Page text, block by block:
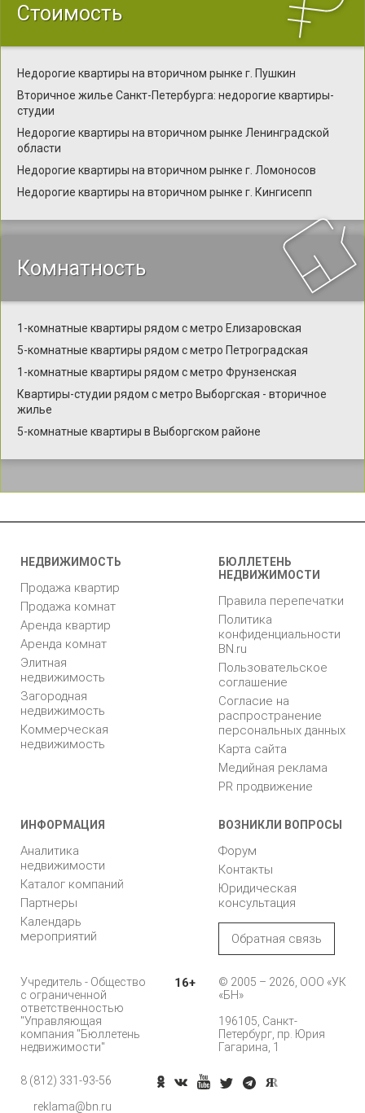
Стоимость
Недорогие квартиры на вторичном рынке г. Пушкин
Вторичное жилье Санкт-Петербурга: недорогие квартиры-
студии
Недорогие квартиры на вторичном рынке Ленинградской
области
Недорогие квартиры на вторичном рынке г. Ломоносов
Недорогие квартиры на вторичном рынке г. Кингисепп
Комнатность
1-комнатные квартиры рядом с метро Елизаровская
5-комнатные квартиры рядом с метро Петроградская
1-комнатные квартиры рядом с метро Фрунзенская
Квартиры-студии рядом с метро Выборгская - вторичное
жилье
5-комнатные квартиры в Выборгском районе
НЕДВИЖИМОСТЬ
Продажа квартир
Продажа комнат
Аренда квартир
Аренда комнат
Элитная
недвижимость
Загородная
недвижимость
Коммерческая
недвижимость
БЮЛЛЕТЕНЬ
НЕДВИЖИМОСТИ
Правила перепечатки
Политика
конфиденциальности
BN.ru
Пользовательское
соглашение
Согласие на
распространение
персональных данных
Карта сайта
Медийная реклама
PR продвижение
ИНФОРМАЦИЯ
Аналитика
недвижимости
Каталог компаний
Партнеры
Календарь
мероприятий
ВОЗНИКЛИ ВОПРОСЫ
Форум
Контакты
Юридическая
консультация
Обратная связь
Учредитель - Общество
с ограниченной
ответственностью
"Управляющая
компания "Бюллетень
недвижимости"
16+
© 2005 – 2026, ООО «УК
«БН»
196105, Санкт-
Петербург, пр. Юрия
Гагарина, 1
8 (812) 331-93-56
reklama@bn.ru